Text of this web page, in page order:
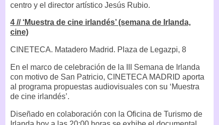
centro y el director artístico Jesús Rubio.
4 // ‘Muestra de cine irlandés’ (semana de Irlanda,
cine)
CINETECA. Matadero Madrid. Plaza de Legazpi, 8
En el marco de celebración de la III Semana de Irlanda
con motivo de San Patricio, CINETECA MADRID aporta
al programa propuestas audiovisuales con su ‘Muestra
de cine irlandés’.
Diseñado en colaboración con la Oficina de Turismo de